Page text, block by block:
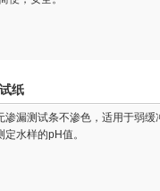
纸
漏测试条不渗色，适用于弱缓
水样的pH值。